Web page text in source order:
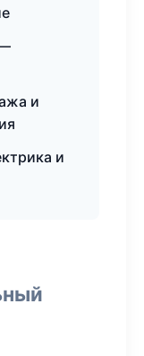
и
и